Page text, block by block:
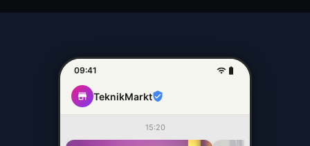
09:41
TeknikMarkt
15:20